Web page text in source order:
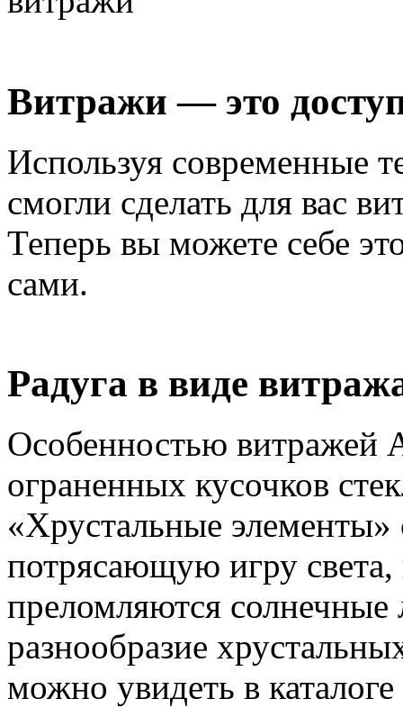
Витражи — это
Используя современные
смогли сделать для вас
Теперь вы можете себе
сами.
Радуга в виде
Особенностью витражей
ограненных кусочков
«Хрустальные
потрясающую игру
преломляются солнечные
разнообразие
можно увидеть в